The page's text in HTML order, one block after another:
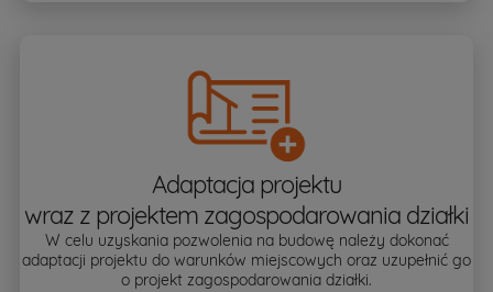
Adaptacja projektu
wraz z projektem zagospodarowania działki
W celu uzyskania pozwolenia na budowę należy dokonać
adaptacji projektu do warunków miejscowych oraz uzupełnić go
o projekt zagospodarowania działki.